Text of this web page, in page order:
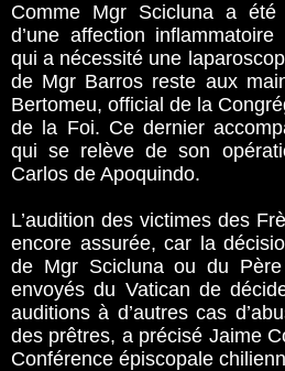
Comme Mgr Scicluna a été
d’une affection
qui a nécessité une
de Mgr Barros reste aux
Bertomeu, official de la
de la Foi. Ce dernier
qui se relève de son
Carlos de Apoquindo.
L’audition des victimes des
encore assurée, car la
de Mgr Scicluna ou du Père
envoyés du Vatican de
auditions à d’autres cas
des prêtres, a précisé Jaime
Conférence épiscopale